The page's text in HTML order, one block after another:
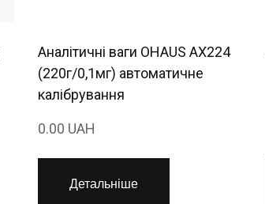
Аналітичні ваги OHAUS AX224
(220г/0,1мг) автоматичне
калібрування
0.00 UAH
Детальніше